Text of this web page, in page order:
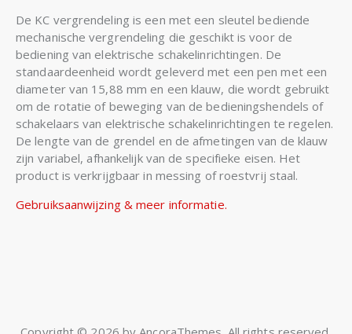
De KC vergrendeling is een met een sleutel bediende
mechanische vergrendeling die geschikt is voor de
bediening van elektrische schakelinrichtingen. De
standaardeenheid wordt geleverd met een pen met een
diameter van 15,88 mm en een klauw, die wordt gebruikt
om de rotatie of beweging van de bedieningshendels of
schakelaars van elektrische schakelinrichtingen te regelen.
De lengte van de grendel en de afmetingen van de klauw
zijn variabel, afhankelijk van de specifieke eisen. Het
product is verkrijgbaar in messing of roestvrij staal.
Gebruiksaanwijzing & meer informatie.